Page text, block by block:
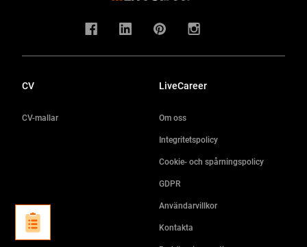
CV
CV-mallar
LiveCareer
Om oss
Integritetspolicy
Cookie- och spårningspolicy
GDPR
Användarvillkor
Kontakta